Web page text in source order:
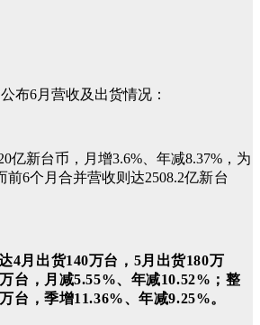
布6月营收及出货情况：
亿新台币，月增3.6%、年减8.37%，为
前6个月合并营收则达2508.2亿新台
4月出货140万台，5月出货180万
台，月减5.55%、年减10.52%；整
台，季增11.36%、年减9.25%。